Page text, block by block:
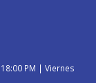
PM | Viernes